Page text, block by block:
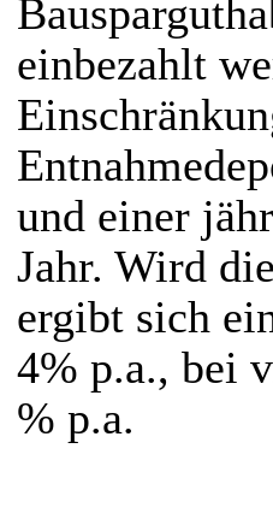
einbezahlt
und einer
Jahr. Wird
ergibt sich
4% p.a., bei
% p.a.